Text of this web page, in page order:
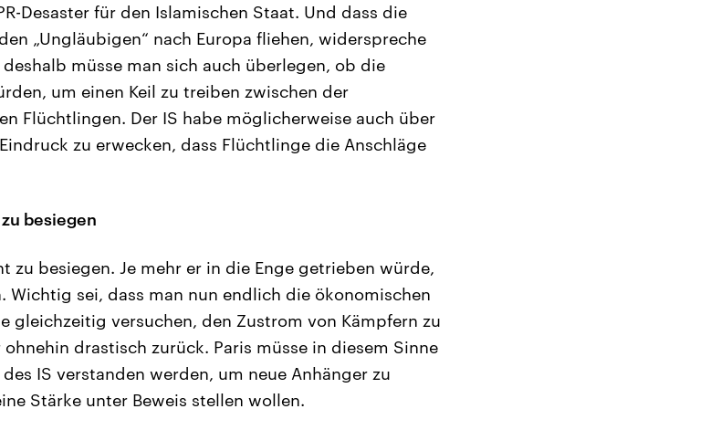
Desaster für den Islamischen Staat. Und dass die
„Ungläubigen“ nach Europa fliehen, widerspreche
müsse man sich auch überlegen, ob die
um einen Keil zu treiben zwischen der
Flüchtlingen. Der IS habe möglicherweise auch über
zu erwecken, dass Flüchtlinge die Anschläge
besiegen
zu besiegen. Je mehr er in die Enge getrieben würde,
Wichtig sei, dass man nun endlich die ökonomischen
gleichzeitig versuchen, den Zustrom von Kämpfern zu
drastisch zurück. Paris müsse in diesem Sinne
IS verstanden werden, um neue Anhänger zu
Stärke unter Beweis stellen wollen.